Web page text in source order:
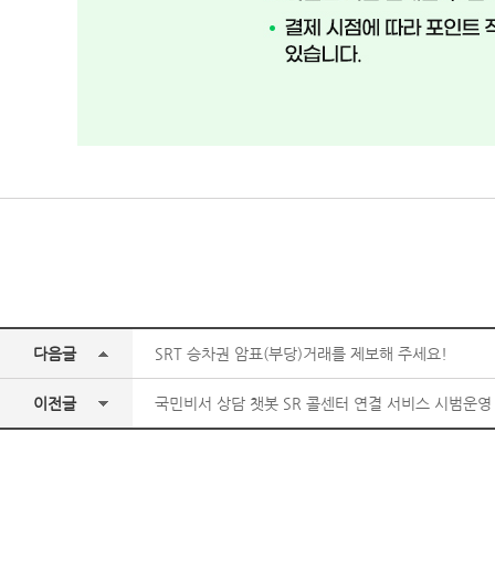
다음글 SRT 승차권 암표(부당)거래를 제보해 주세요!
이전글 국민비서 상담 챗봇 SR 콜센터 연결 서비스 시범운